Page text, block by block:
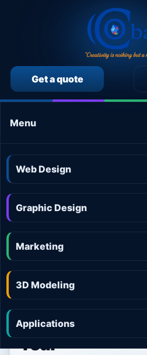
Get a quote
Menu
Web Design
Graphic Design
Marketing
3D Modeling
Applications
CALCULEAZĂ SINGUR PREȚUL
Calculator preț Marketing online
Calculator preț Aplicații
Web Design
afaceri care
real